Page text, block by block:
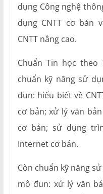
dụng Công nghệ
dụng CNTT cơ bản
CNTT nâng cao.
Chuẩn Tin học
chuẩn kỹ năng sử
đun: hiểu biết về
cơ bản; xử lý văn
cơ bản; sử dụng
Internet cơ bản.
Còn chuẩn kỹ năng
mô đun: xử lý văn